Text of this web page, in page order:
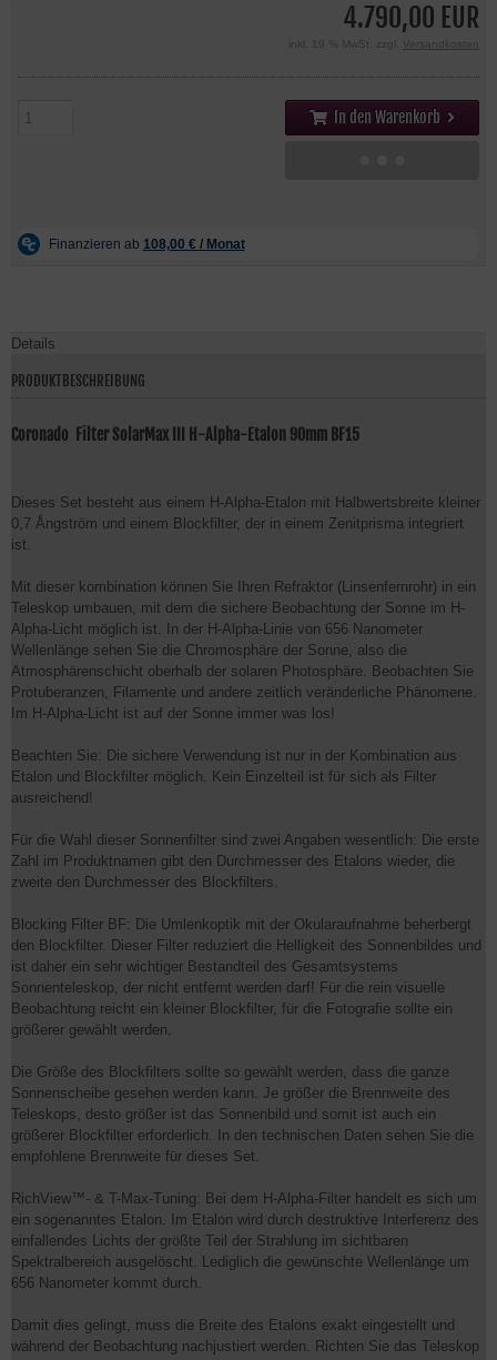
4.790,00 EUR
inkl. 19 % MwSt. zzgl. Versandkosten
In den Warenkorb
Details
PRODUKTBESCHREIBUNG
Coronado Filter SolarMax III H-Alpha-Etalon 90mm BF15
Dieses Set besteht aus einem H-Alpha-Etalon mit Halbwertsbreite kleiner
0,7 Ångström und einem Blockfilter, der in einem Zenitprisma integriert
ist.
Mit dieser kombination können Sie Ihren Refraktor (Linsenfernrohr) in ein
Teleskop umbauen, mit dem die sichere Beobachtung der Sonne im H-
Alpha-Licht möglich ist. In der H-Alpha-Linie von 656 Nanometer
Wellenlänge sehen Sie die Chromosphäre der Sonne, also die
Atmosphärenschicht oberhalb der solaren Photosphäre. Beobachten Sie
Protuberanzen, Filamente und andere zeitlich veränderliche Phänomene.
Im H-Alpha-Licht ist auf der Sonne immer was los!
Beachten Sie: Die sichere Verwendung ist nur in der Kombination aus
Etalon und Blockfilter möglich. Kein Einzelteil ist für sich als Filter
ausreichend!
Für die Wahl dieser Sonnenfilter sind zwei Angaben wesentlich: Die erste
Zahl im Produktnamen gibt den Durchmesser des Etalons wieder, die
zweite den Durchmesser des Blockfilters.
Blocking Filter BF: Die Umlenkoptik mit der Okularaufnahme beherbergt
den Blockfilter. Dieser Filter reduziert die Helligkeit des Sonnenbildes und
ist daher ein sehr wichtiger Bestandteil des Gesamtsystems
Sonnenteleskop, der nicht entfernt werden darf! Für die rein visuelle
Beobachtung reicht ein kleiner Blockfilter, für die Fotografie sollte ein
größerer gewählt werden.
Die Größe des Blockfilters sollte so gewählt werden, dass die ganze
Sonnenscheibe gesehen werden kann. Je größer die Brennweite des
Teleskops, desto größer ist das Sonnenbild und somit ist auch ein
größerer Blockfilter erforderlich. In den technischen Daten sehen Sie die
empfohlene Brennweite für dieses Set.
RichView™- & T-Max-Tuning: Bei dem H-Alpha-Filter handelt es sich um
ein sogenanntes Etalon. Im Etalon wird durch destruktive Interferenz des
einfallendes Lichts der größte Teil der Strahlung im sichtbaren
Spektralbereich ausgelöscht. Lediglich die gewünschte Wellenlänge um
656 Nanometer kommt durch.
Damit dies gelingt, muss die Breite des Etalons exakt eingestellt und
während der Beobachtung nachjustiert werden. Richten Sie das Teleskop